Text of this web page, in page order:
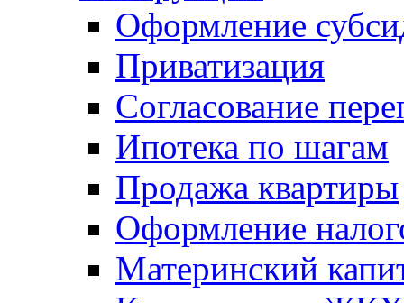
Оформление
Приватизация
Согласование
Ипотека по шагам
Продажа квартиры
Оформление
Материнский